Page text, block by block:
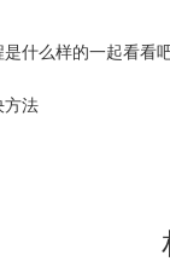
什么样的一起看看
方法